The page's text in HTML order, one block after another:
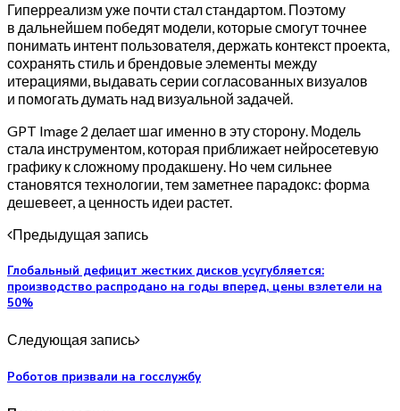
Гиперреализм уже почти стал стандартом. Поэтому
в дальнейшем победят модели, которые смогут точнее
понимать интент пользователя, держать контекст проекта,
сохранять стиль и брендовые элементы между
итерациями, выдавать серии согласованных визуалов
и помогать думать над визуальной задачей.
GPT Image 2 делает шаг именно в эту сторону. Модель
стала инструментом, которая приближает нейросетевую
графику к сложному продакшену. Но чем сильнее
становятся технологии, тем заметнее парадокс: форма
дешевеет, а ценность идеи растет.
Предыдущая запись
Глобальный дефицит жестких дисков усугубляется:
производство распродано на годы вперед, цены взлетели на
50%
Следующая запись
Роботов призвали на госслужбу